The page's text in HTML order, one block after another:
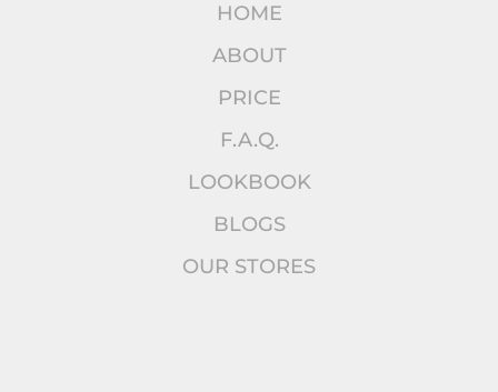
HOME
ABOUT
PRICE
F.A.Q.
LOOKBOOK
BLOGS
OUR STORES